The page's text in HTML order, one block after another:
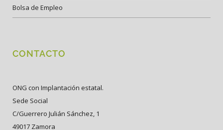
Bolsa de Empleo
CONTACTO
ONG con Implantación estatal.
Sede Social
C/Guerrero Julián Sánchez, 1
49017 Zamora